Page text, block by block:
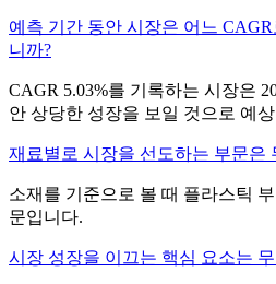
예측 기간 동안 시장은 어느
니까?
CAGR 5.03%를 기록하는 시장은
안 상당한 성장을 보일 것으로 예
재료별로 시장을 선도하는 부문은
소재를 기준으로 볼 때 플라스틱
문입니다.
시장 성장을 이끄는 핵심 요소는